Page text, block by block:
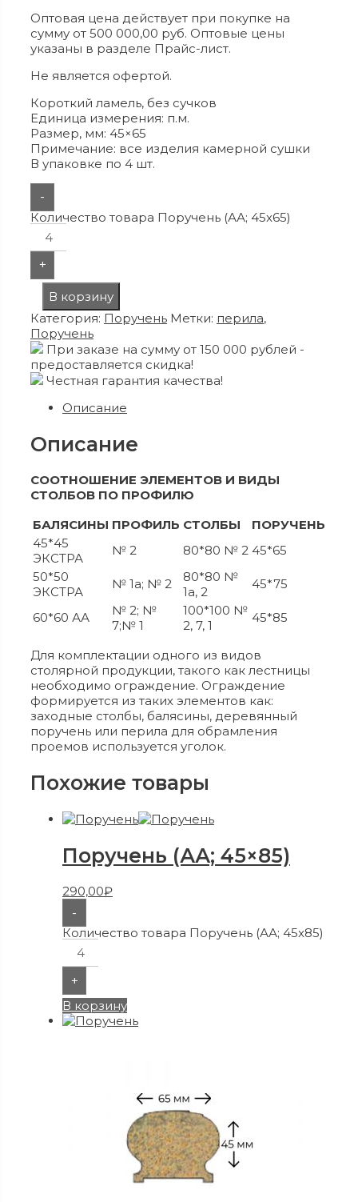
Оптовая цена действует при покупке на
сумму от 500 000,00 руб. Оптовые цены
указаны в разделе Прайс-лист.
Не является офертой.
Короткий ламель, без сучков
Единица измерения: п.м.
Размер, мм: 45×65
Примечание: все изделия камерной сушки
В упаковке по 4 шт.
-
Количество товара Поручень (АА; 45x65)
+
В корзину
Категория: Поручень Метки: перила,
Поручень
При заказе на сумму от 150 000 рублей -
предоставляется скидка!
Честная гарантия качества!
Описание
Описание
СООТНОШЕНИЕ ЭЛЕМЕНТОВ И ВИДЫ
СТОЛБОВ ПО ПРОФИЛЮ
БАЛЯСИНЫ ПРОФИЛЬ СТОЛБЫ
ПОРУЧЕНЬ
45*45
ЭКСТРА
№ 2 80*80 № 2 45*65
50*50
ЭКСТРА
№ 1а; № 2
80*80 №
1а, 2
45*75
60*60 АА
№ 2; №
7;№ 1
100*100 №
2, 7, 1
45*85
Для комплектации одного из видов
столярной продукции, такого как лестницы
необходимо ограждение. Ограждение
формируется из таких элементов как:
заходные cтолбы, балясины, деревянный
поручень или перила для обрамления
проемов используется уголок.
Похожие товары
Поручень (АА; 45×85)
290,00₽
-
Количество товара Поручень (АА; 45x85)
+
В корзину